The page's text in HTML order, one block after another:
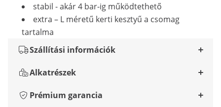
stabil - akár 4 bar-ig működtethető
extra – L méretű kerti kesztyű a csomag
tartalma
Szállítási információk
Alkatrészek
Prémium garancia